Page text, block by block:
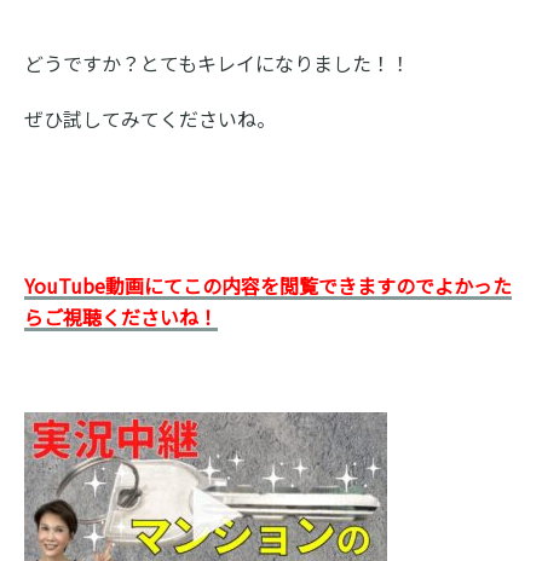
どうですか？とてもキレイになりました！！
ぜひ試してみてくださいね。
YouTube動画にてこの内容を閲覧できますのでよかった
らご視聴くださいね！